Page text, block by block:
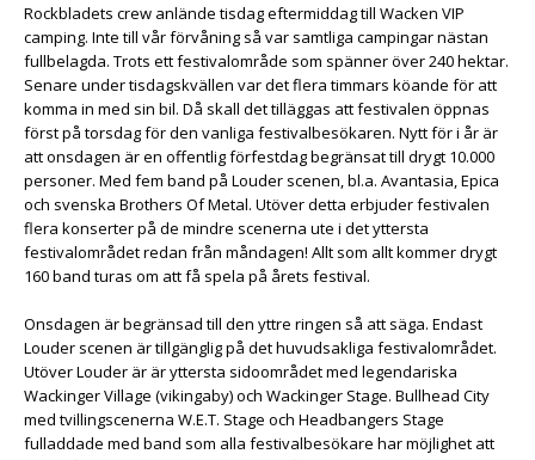
Rockbladets crew anlände tisdag eftermiddag till Wacken VIP
camping. Inte till vår förvåning så var samtliga campingar nästan
fullbelagda. Trots ett festivalområde som spänner över 240 hektar.
Senare under tisdagskvällen var det flera timmars köande för att
komma in med sin bil. Då skall det tilläggas att festivalen öppnas
först på torsdag för den vanliga festivalbesökaren. Nytt för i år är
att onsdagen är en offentlig förfestdag begränsat till drygt 10.000
personer. Med fem band på Louder scenen, bl.a. Avantasia, Epica
och svenska Brothers Of Metal. Utöver detta erbjuder festivalen
flera konserter på de mindre scenerna ute i det yttersta
festivalområdet redan från måndagen! Allt som allt kommer drygt
160 band turas om att få spela på årets festival.
Onsdagen är begränsad till den yttre ringen så att säga. Endast
Louder scenen är tillgänglig på det huvudsakliga festivalområdet.
Utöver Louder är är yttersta sidoområdet med legendariska
Wackinger Village (vikingaby) och Wackinger Stage. Bullhead City
med tvillingscenerna W.E.T. Stage och Headbangers Stage
fulladdade med band som alla festivalbesökare har möjlighet att